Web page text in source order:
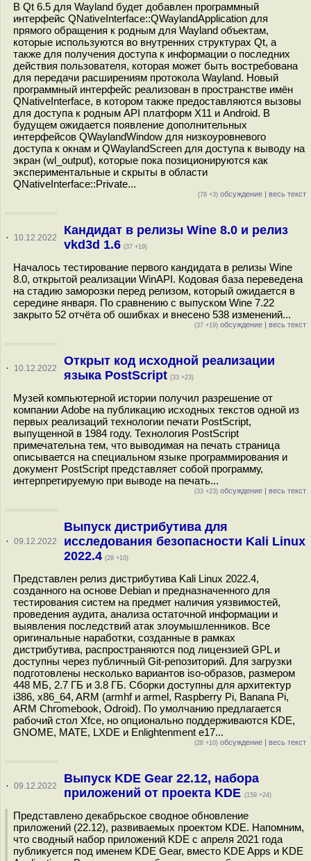
В Qt 6.5 для Wayland будет добавлен программный
интерфейс QNativeInterface::QWaylandApplication для
прямого обращения к родным для Wayland объектам,
которые используются во внутренних структурах Qt, а
также для получения доступа к информации о последних
действия пользователя, которая может быть востребована
для передачи расширениям протокола Wayland. Новый
программный интерфейс реализован в пространстве имён
QNativeInterface, в котором также предоставляются вызовы
для доступа к родным API платформ X11 и Android. В
будущем ожидается появление дополнительных
интерфейсов QWaylandWindow для низкоуровневого
доступа к окнам и QWaylandScreen для доступа к выводу на
экран (wl_output), которые пока позиционируются как
экспериментальные и скрыты в области
QNativeInterface::Private...
(78 +3) обсуждение | весь текст
· 10.12.2022
Кандидат в релизы Wine 8.0 и релиз
vkd3d 1.6 (37 +19)
Началось тестирование первого кандидата в релизы Wine
8.0, открытой реализации WinAPI. Кодовая база переведена
на стадию заморозки перед релизом, который ожидается в
середине января. По сравнению с выпуском Wine 7.22
закрыто 52 отчёта об ошибках и внесено 538 изменений...
(37 +19) обсуждение | весь текст
· 10.12.2022
Открыт код исходной реализации
языка PostScript (33 +23)
Музей компьютерной истории получил разрешение от
компании Adobe на публикацию исходных текстов одной из
первых реализаций технологии печати PostScript,
выпущенной в 1984 году. Технология PostScript
примечательна тем, что выводимая на печать страница
описывается на специальном языке программирования и
документ PostScript представляет собой программу,
интерпретируемую при выводе на печать...
(33 +23) обсуждение | весь текст
· 09.12.2022
Выпуск дистрибутива для
исследования безопасности Kali Linux
2022.4 (28 +10)
Представлен релиз дистрибутива Kali Linux 2022.4,
созданного на основе Debian и предназначенного для
тестирования систем на предмет наличия уязвимостей,
проведения аудита, анализа остаточной информации и
выявления последствий атак злоумышленников. Все
оригинальные наработки, созданные в рамках
дистрибутива, распространяются под лицензией GPL и
доступны через публичный Git-репозиторий. Для загрузки
подготовлены несколько вариантов iso-образов, размером
448 МБ, 2.7 ГБ и 3.8 ГБ. Сборки доступны для архитектур
i386, x86_64, ARM (armhf и armel, Raspberry Pi, Banana Pi,
ARM Chromebook, Odroid). По умолчанию предлагается
рабочий стол Xfce, но опционально поддерживаются KDE,
GNOME, MATE, LXDE и Enlightenment e17...
(28 +10) обсуждение | весь текст
· 09.12.2022
Выпуск KDE Gear 22.12, набора
приложений от проекта KDE (159 +24)
Представлено декабрьское сводное обновление
приложений (22.12), развиваемых проектом KDE. Напомним,
что сводный набор приложений KDE c апреля 2021 года
публикуется под именем KDE Gear, вместо KDE Apps и KDE